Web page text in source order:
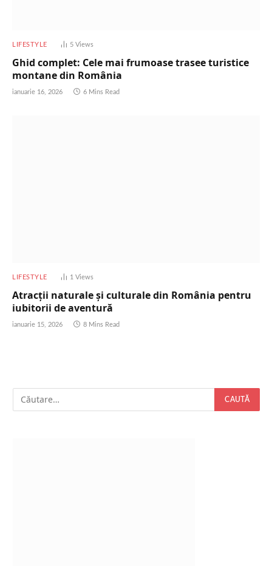
LIFESTYLE 5 Views
Ghid complet: Cele mai frumoase trasee turistice
montane din România
ianuarie 16, 2026 6 Mins Read
LIFESTYLE 1 Views
Atracții naturale și culturale din România pentru
iubitorii de aventură
ianuarie 15, 2026 8 Mins Read